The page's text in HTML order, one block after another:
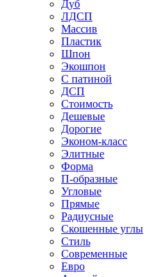
Дуб
ЛДСП
Массив
Пластик
Шпон
Экошпон
С патиной
ДСП
Стоимость
Дешевые
Дорогие
Эконом-класс
Элитные
Форма
П-образные
Угловые
Прямые
Радиусные
Скошенные углы
Стиль
Современные
Евро